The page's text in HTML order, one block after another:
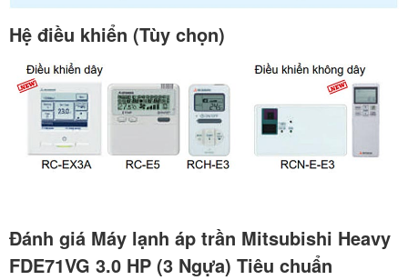
Hệ điều khiển (Tùy chọn)
Đánh giá Máy lạnh áp trần Mitsubishi Heavy
FDE71VG 3.0 HP (3 Ngựa) Tiêu chuẩn